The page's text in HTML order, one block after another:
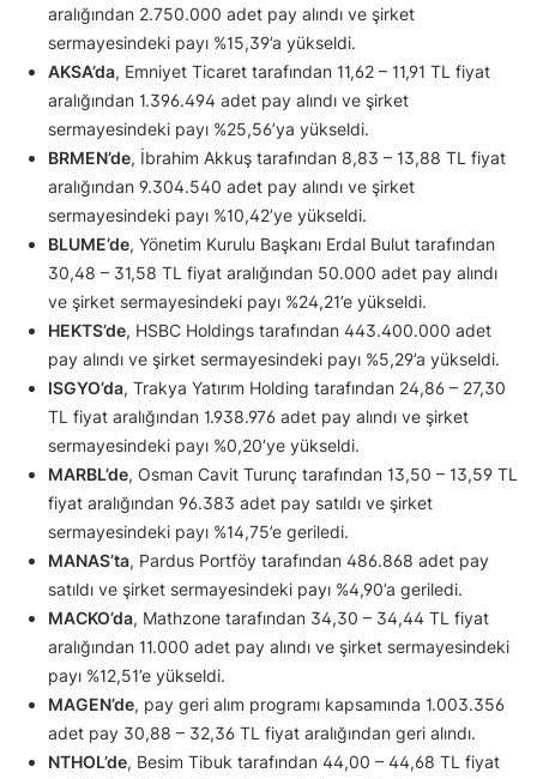
aralığından 2.750.000 adet pay alındı ve şirket
sermayesindeki payı %15,39’a yükseldi.
AKSA’da, Emniyet Ticaret tarafından 11,62 – 11,91 TL fiyat
aralığından 1.396.494 adet pay alındı ve şirket
sermayesindeki payı %25,56’ya yükseldi.
BRMEN’de, İbrahim Akkuş tarafından 8,83 – 13,88 TL fiyat
aralığından 9.304.540 adet pay alındı ve şirket
sermayesindeki payı %10,42’ye yükseldi.
BLUME’de, Yönetim Kurulu Başkanı Erdal Bulut tarafından
30,48 – 31,58 TL fiyat aralığından 50.000 adet pay alındı
ve şirket sermayesindeki payı %24,21’e yükseldi.
HEKTS’de, HSBC Holdings tarafından 443.400.000 adet
pay alındı ve şirket sermayesindeki payı %5,29’a yükseldi.
ISGYO’da, Trakya Yatırım Holding tarafından 24,86 – 27,30
TL fiyat aralığından 1.938.976 adet pay alındı ve şirket
sermayesindeki payı %0,20’ye yükseldi.
MARBL’de, Osman Cavit Turunç tarafından 13,50 – 13,59 TL
fiyat aralığından 96.383 adet pay satıldı ve şirket
sermayesindeki payı %14,75’e geriledi.
MANAS’ta, Pardus Portföy tarafından 486.868 adet pay
satıldı ve şirket sermayesindeki payı %4,90’a geriledi.
MACKO’da, Mathzone tarafından 34,30 – 34,44 TL fiyat
aralığından 11.000 adet pay alındı ve şirket sermayesindeki
payı %12,51’e yükseldi.
MAGEN’de, pay geri alım programı kapsamında 1.003.356
adet pay 30,88 – 32,36 TL fiyat aralığından geri alındı.
NTHOL’de, Besim Tibuk tarafından 44,00 – 44,68 TL fiyat